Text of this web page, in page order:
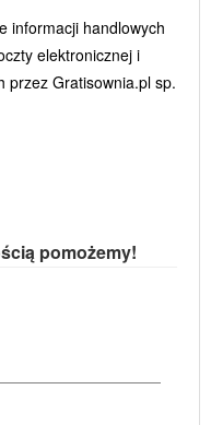
informacji handlowych
elektronicznej i
przez Gratisownia.pl sp.
pomożemy!